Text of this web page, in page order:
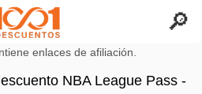
enlaces de afiliación.
NBA League Pass -